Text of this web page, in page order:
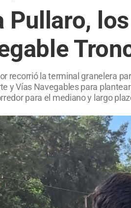
Pullaro,
recorrió la terminal granelera
y Vías Navegables para
para el mediano y largo